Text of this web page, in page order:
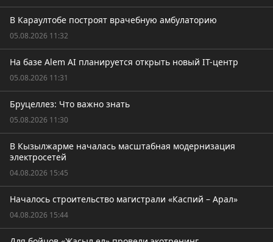
В Караултобе построят врачебную амбулаторию
05.08.2026 11:32
На базе Alem AI планируется открыть новый IT-центр
05.08.2026 11:31
Бруцеллез: Что важно знать
05.08.2026 11:30
В Кызылжарме началась масштабная модернизация
электросетей
04.08.2026 15:45
Началось строительство магистрали «Каспий – Арал»
04.08.2026 15:44